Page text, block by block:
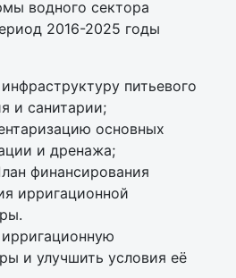
водного сектора
2016-2025 годы
питьевого
и санитарии;
основных
и дренажа;
финансирования
ирригационной
и улучшить условия её